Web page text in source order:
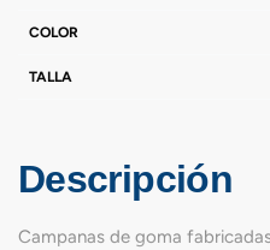
COLOR
TALLA
Descripción
Campanas de goma